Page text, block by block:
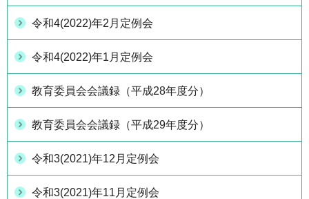
令和4(2022)年2月定例会
令和4(2022)年1月定例会
教育委員会会議録（平成28年度分）
教育委員会会議録（平成29年度分）
令和3(2021)年12月定例会
令和3(2021)年11月定例会